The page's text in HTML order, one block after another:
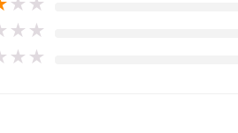
★ ★
★ ★
★ ★